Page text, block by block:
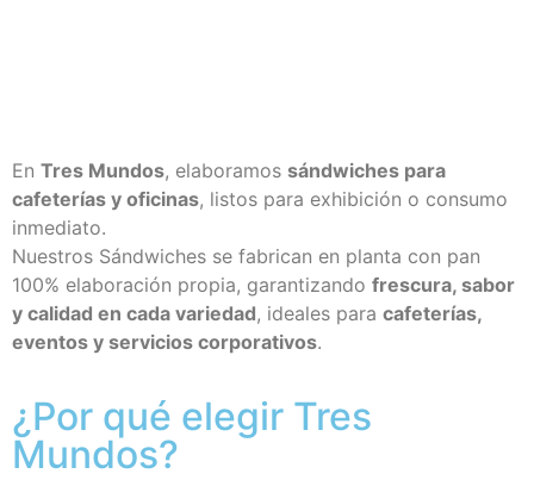
En Tres Mundos, elaboramos sándwiches para
cafeterías y oficinas, listos para exhibición o consumo
inmediato.
Nuestros Sándwiches se fabrican en planta con pan
100% elaboración propia, garantizando frescura, sabor
y calidad en cada variedad, ideales para cafeterías,
eventos y servicios corporativos.
¿Por qué elegir Tres
Mundos?